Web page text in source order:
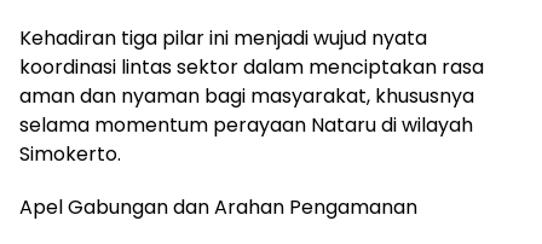
Kehadiran tiga pilar ini menjadi wujud nyata
koordinasi lintas sektor dalam menciptakan rasa
aman dan nyaman bagi masyarakat, khususnya
selama momentum perayaan Nataru di wilayah
Simokerto.
Apel Gabungan dan Arahan Pengamanan